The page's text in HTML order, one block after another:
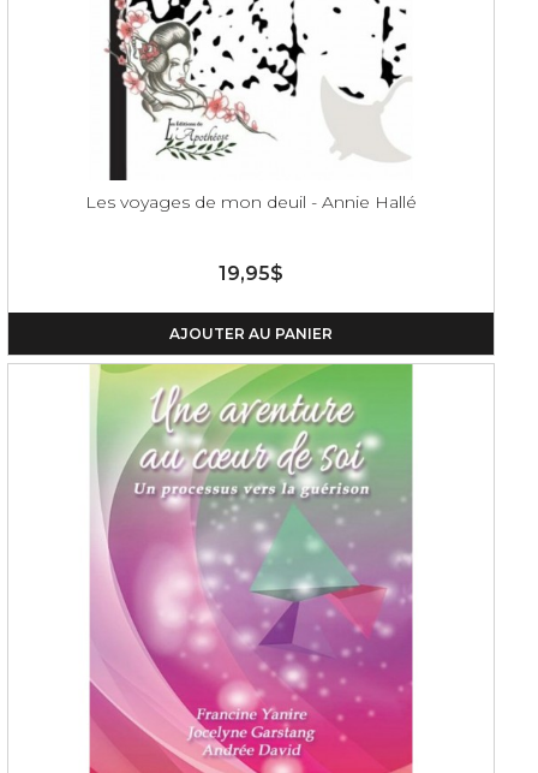
Les voyages de mon deuil - Annie Hallé
19,95$
AJOUTER AU PANIER